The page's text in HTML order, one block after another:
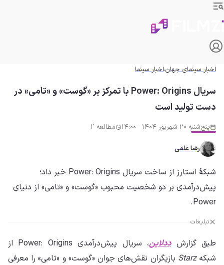
اخبار سینمای جهاناخبار سینما
سریال Power: Origins با تمرکز بر «گوست» و «تامی» در
دست تولید است
پنج‌شنبه 20 شهریور 1404 - 14:00 مطالعه '1
رضا علمی
شبکهٔ استارز از ساخت سریال Power: Origins خبر داد؛
پیش‌درآمدی بر دو شخصیت محبوب «گوست» و «تامی» از دنیای
Power.
تبلیغات
طبق گزارشدِدلاین
، سریال پیش‌درآمدی Power: Origins از
شبکهStarz بازیگران نقش‌های جوان «گوست» و «تامی» را معرفی